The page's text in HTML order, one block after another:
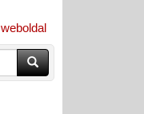
Keresés